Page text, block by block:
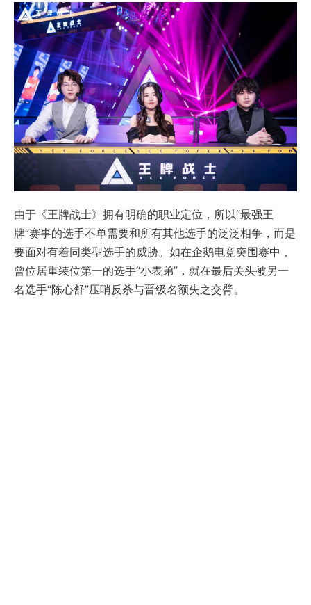
由于《王牌战士》拥有明确的职业定位，所以“最强王
牌”赛事的选手不单需要和所有其他选手的泛泛相争，而是
要面对有着同类型选手的威胁。如在企鹅电竞突围赛中，
曾位居重装位第一的选手“小表弟”，就在最后关头被另一
名选手“陈心舒”压哨反杀与晋级名额失之交臂。